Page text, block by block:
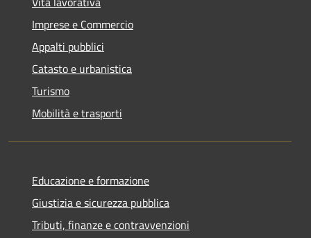
Imprese e Commercio
Appalti pubblici
Catasto e urbanistica
Turismo
Mobilità e trasporti
Educazione e formazione
Giustizia e sicurezza pubblica
Tributi, finanze e contravvenzioni